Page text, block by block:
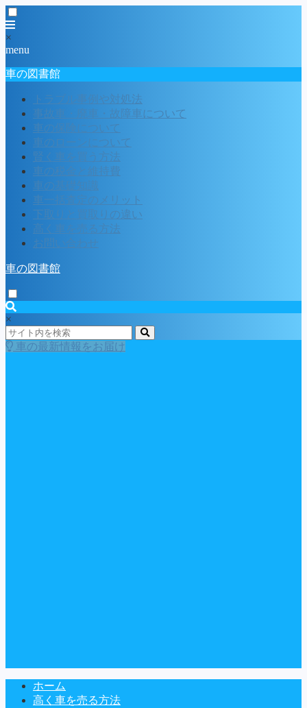
×
menu
車の図書館
トラブル事例や対処法
事故車・廃車・故障車について
車の保険について
車のローンについて
賢く車を買う方法
車の税金と維持費
車の基礎知識
車一括査定のメリット
下取りと買取りの違い
高く車を売る方法
お問い合わせ
車の図書館
×
車の最新情報をお届け
ホーム
高く車を売る方法